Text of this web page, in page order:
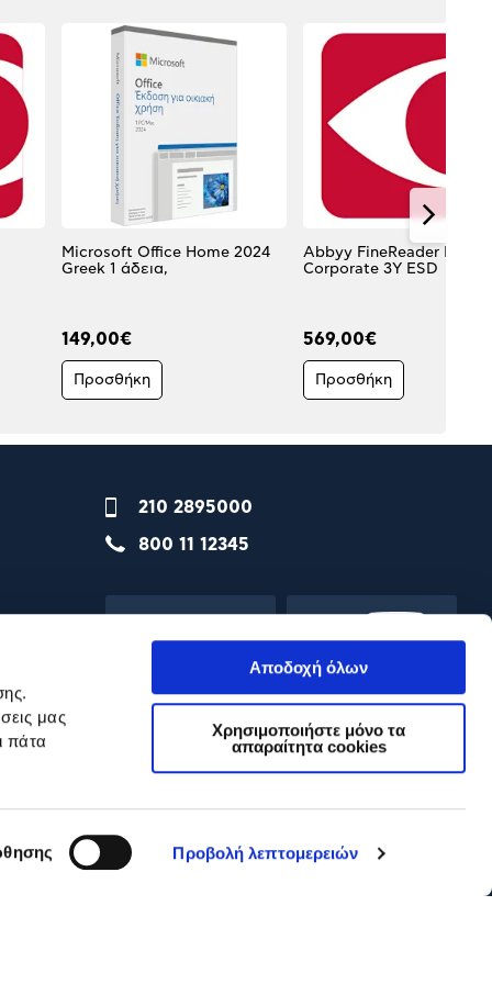
μας
πάτα
Προβολή λεπτομερειών
Αποδοχή όλων
Χρησιμοποιήστε μόνο τα
απαραίτητα cookies
Microsoft Office Home 2024
Greek 1 άδεια,
149,00€
Προσθήκη
Abbyy FineReader PDF
Corporate 3Y ESD
569,00€
Προσθήκη
210 2895000
800 11 12345